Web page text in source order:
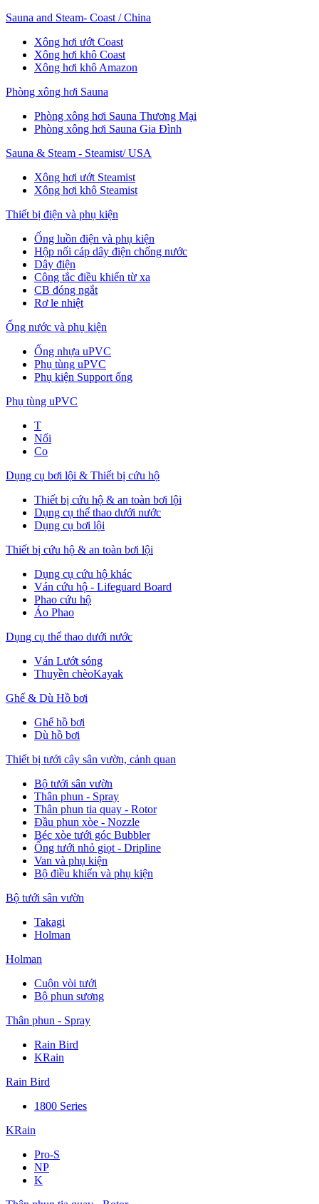
Sauna and Steam- Coast / China
Xông hơi ướt Coast
Xông hơi khô Coast
Xông hơi khô Amazon
Phòng xông hơi Sauna
Phòng xông hơi Sauna Thương Mại
Phòng xông hơi Sauna Gia Đình
Sauna & Steam - Steamist/ USA
Xông hơi ướt Steamist
Xông hơi khô Steamist
Thiết bị điện và phụ kiện
Ống luồn điện và phụ kiện
Hộp nối cáp dây điện chống nước
Dây điện
Công tắc điều khiển từ xa
CB đóng ngắt
Rơ le nhiệt
Ống nước và phụ kiện
Ống nhựa uPVC
Phụ tùng uPVC
Phụ kiện Support ống
Phụ tùng uPVC
T
Nối
Co
Dụng cụ bơi lội & Thiết bị cứu hộ
Thiết bị cứu hộ & an toàn bơi lội
Dụng cụ thể thao dưới nước
Dụng cụ bơi lội
Thiết bị cứu hộ & an toàn bơi lội
Dụng cụ cứu hộ khác
Ván cứu hộ - Lifeguard Board
Phao cứu hộ
Áo Phao
Dụng cụ thể thao dưới nước
Ván Lướt sóng
Thuyền chèoKayak
Ghế & Dù Hồ bơi
Ghế hồ bơi
Dù hồ bơi
Thiết bị tưới cây sân vườn, cảnh quan
Bộ tưới sân vườn
Thân phun - Spray
Thân phun tia quay - Rotor
Đầu phun xòe - Nozzle
Béc xòe tưới góc Bubbler
Ống tưới nhỏ giọt - Dripline
Van và phụ kiện
Bộ điều khiển và phụ kiện
Bộ tưới sân vườn
Takagi
Holman
Holman
Cuộn vòi tưới
Bộ phun sương
Thân phun - Spray
Rain Bird
KRain
Rain Bird
1800 Series
KRain
Pro-S
NP
K